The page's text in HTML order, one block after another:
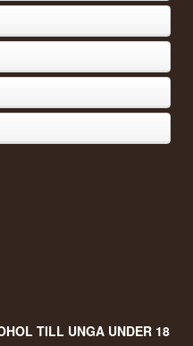
TILL UNGA UNDER 18